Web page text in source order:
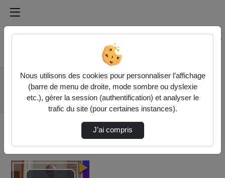
Médiathèque de l'université Paris
Rechercher un média sur Médiathèque de l'université
Accueil
Vidéos
Le métier de
conservateur du
patrimoine
Nous utilisons des cookies pour personnaliser l’affichage
(barre de menu de droite, mode sombre ou dyslexie
etc.), gérer la session (authentification) et analyser le
trafic du site (pour certaines instances).
J’ai compris